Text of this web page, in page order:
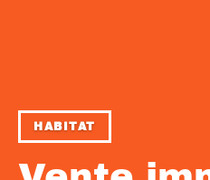
HABITAT